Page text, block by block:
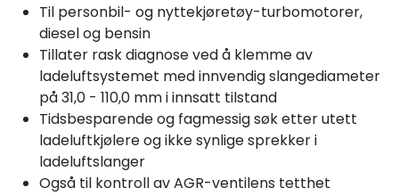
Til personbil- og nyttekjøretøy-turbomotorer,
diesel og bensin
Tillater rask diagnose ved å klemme av
ladeluftsystemet med innvendig slangediameter
på 31,0 - 110,0 mm i innsatt tilstand
Tidsbesparende og fagmessig søk etter utett
ladeluftkjølere og ikke synlige sprekker i
ladeluftslanger
Også til kontroll av AGR-ventilens tetthet